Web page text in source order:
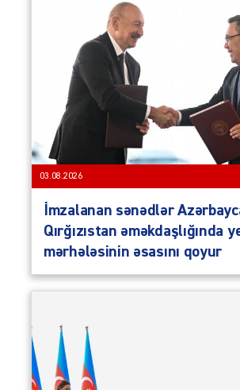
03.08.2026
İmzalanan sənədlər
Qırğızıstan əməkdaşlığında
mərhələsinin əsasını qoyur